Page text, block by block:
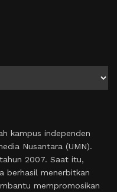
kampus independen
Nusantara (UMN).
2007. Saat itu,
berhasil menerbitkan
mempromosikan